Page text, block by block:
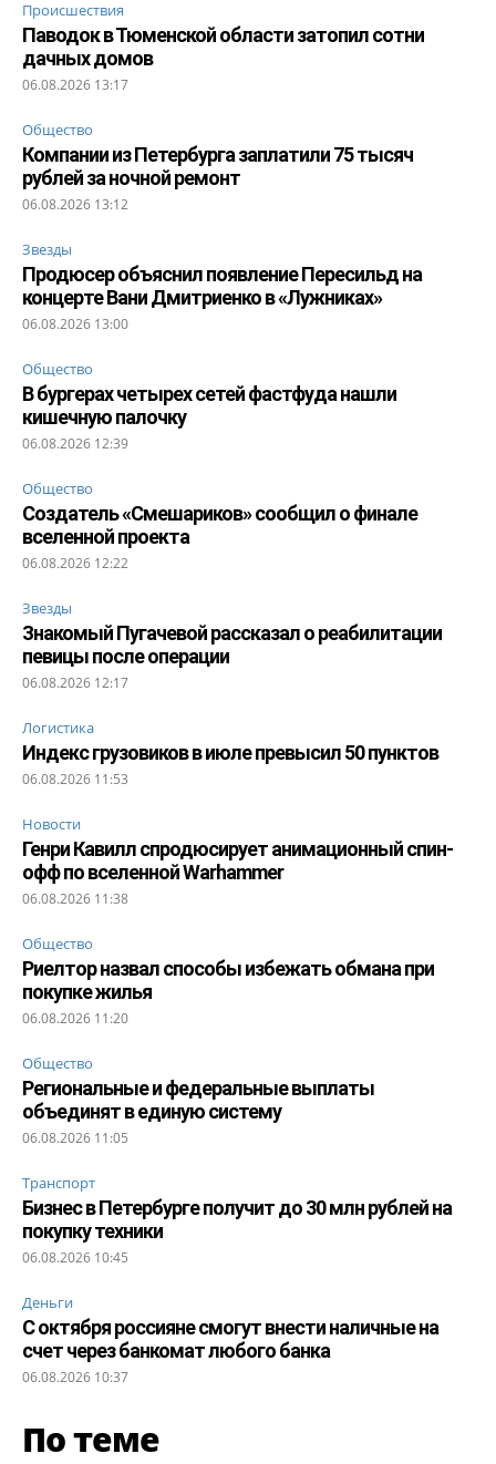
Происшествия
Паводок в Тюменской области затопил сотни
дачных домов
06.08.2026 13:17
Общество
Компании из Петербурга заплатили 75 тысяч
рублей за ночной ремонт
06.08.2026 13:12
Звезды
Продюсер объяснил появление Пересильд на
концерте Вани Дмитриенко в «Лужниках»
06.08.2026 13:00
Общество
В бургерах четырех сетей фастфуда нашли
кишечную палочку
06.08.2026 12:39
Общество
Создатель «Смешариков» сообщил о финале
вселенной проекта
06.08.2026 12:22
Звезды
Знакомый Пугачевой рассказал о реабилитации
певицы после операции
06.08.2026 12:17
Логистика
Индекс грузовиков в июле превысил 50 пунктов
06.08.2026 11:53
Новости
Генри Кавилл спродюсирует анимационный спин-
офф по вселенной Warhammer
06.08.2026 11:38
Общество
Риелтор назвал способы избежать обмана при
покупке жилья
06.08.2026 11:20
Общество
Региональные и федеральные выплаты
объединят в единую систему
06.08.2026 11:05
Транспорт
Бизнес в Петербурге получит до 30 млн рублей на
покупку техники
06.08.2026 10:45
Деньги
С октября россияне смогут внести наличные на
счет через банкомат любого банка
06.08.2026 10:37
По теме